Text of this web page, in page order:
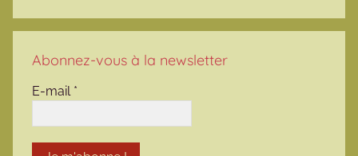
Abonnez-vous à la newsletter
E-mail *